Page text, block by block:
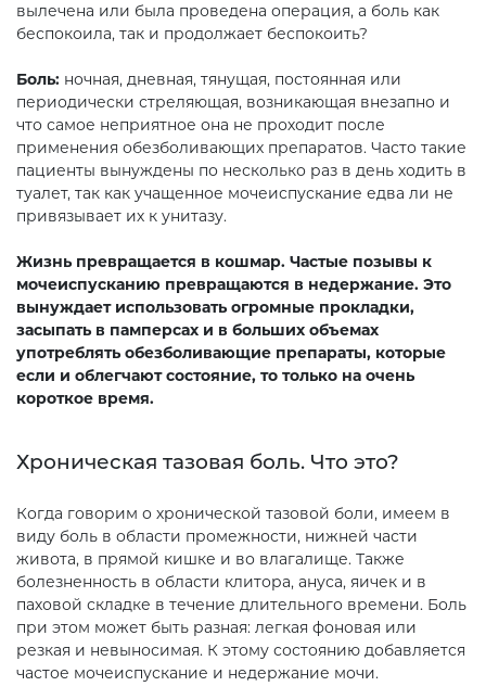
вылечена или была проведена операция, а боль как
беспокоила, так и продолжает беспокоить?
Боль: ночная, дневная, тянущая, постоянная или
периодически стреляющая, возникающая внезапно и
что самое неприятное она не проходит после
применения обезболивающих препаратов. Часто такие
пациенты вынуждены по несколько раз в день ходить в
туалет, так как учащенное мочеиспускание едва ли не
привязывает их к унитазу.
Жизнь превращается в кошмар. Частые позывы к
мочеиспусканию превращаются в недержание. Это
вынуждает использовать огромные прокладки,
засыпать в памперсах и в больших объемах
употреблять обезболивающие препараты, которые
если и облегчают состояние, то только на очень
короткое время.
Хроническая тазовая боль. Что это?
Когда говорим о хронической тазовой боли, имеем в
виду боль в области промежности, нижней части
живота, в прямой кишке и во влагалище. Также
болезненность в области клитора, ануса, яичек и в
паховой складке в течение длительного времени. Боль
при этом может быть разная: легкая фоновая или
резкая и невыносимая. К этому состоянию добавляется
частое мочеиспускание и недержание мочи.